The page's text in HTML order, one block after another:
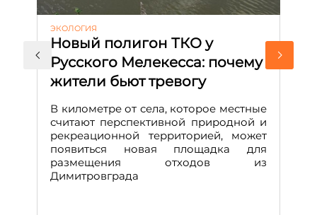
ЭКОЛОГИЯ
Новый полигон ТКО у
Русского Мелекесса: почему
жители бьют тревогу
В километре от села, которое местные
считают перспективной природной и
рекреационной территорией, может
появиться новая площадка для
размещения отходов из
Димитровграда